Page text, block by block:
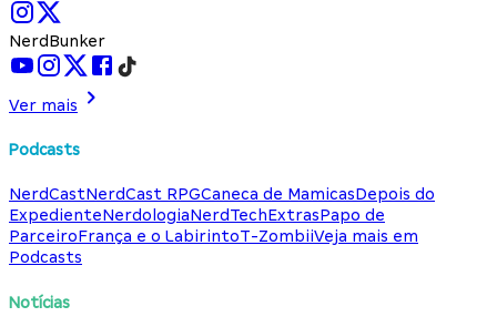
NerdBunker
Ver mais
Podcasts
NerdCastNerdCast RPGCaneca de MamicasDepois do
ExpedienteNerdologiaNerdTechExtrasPapo de
ParceiroFrança e o LabirintoT-ZombiiVeja mais em
Podcasts
Notícias